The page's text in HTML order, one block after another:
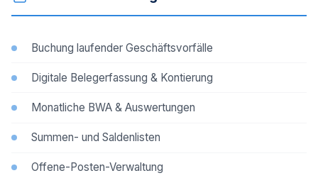
Buchung laufender Geschäftsvorfälle
Digitale Belegerfassung & Kontierung
Monatliche BWA & Auswertungen
Summen- und Saldenlisten
Offene-Posten-Verwaltung